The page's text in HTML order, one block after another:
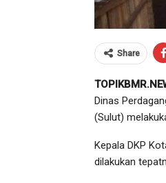
Share
Dinas
(Sulut)
Kepala DKP
dilakukan